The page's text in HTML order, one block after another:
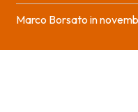
Marco Borsato in